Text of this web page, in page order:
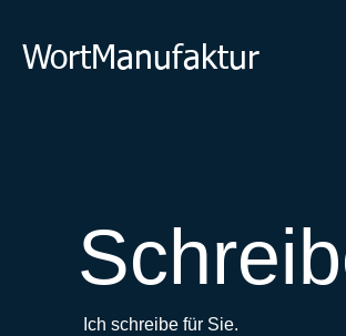
WortManufaktur
Ich schreibe für Sie.